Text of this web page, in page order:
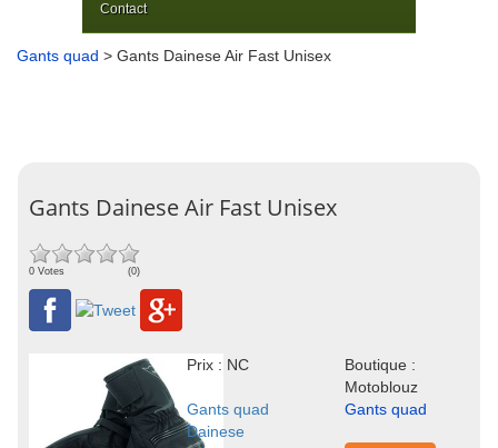
Contact
Gants quad > Gants Dainese Air Fast Unisex
Gants Dainese Air Fast Unisex
0 Votes (0)
Prix : NC
Boutique :
Motoblouz
Gants quad
Dainese
Gants quad